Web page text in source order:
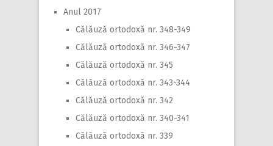
Anul 2017
Călăuză ortodoxă nr. 348-349
Călăuză ortodoxă nr. 346-347
Călăuză ortodoxă nr. 345
Călăuză ortodoxă nr. 343-344
Călăuză ortodoxă nr. 342
Călăuză ortodoxă nr. 340-341
Călăuză ortodoxă nr. 339